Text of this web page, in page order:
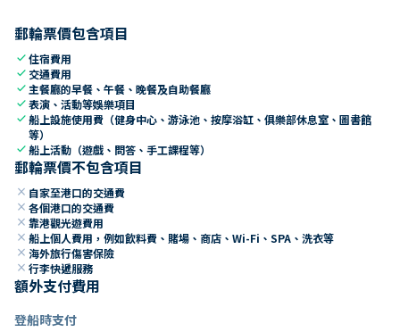
郵輪票價包含項目
check住宿費用
check 交通費用
check 主餐廳的早餐、午餐、晚餐及自助餐廳
check表演、活動等娛樂項目
check船上設施使用費（健身中心、游泳池、按摩浴缸、俱樂部休息室、圖書館
等）
check船上活動（遊戲、問答、手工課程等）
郵輪票價不包含項目
close 自家至港口的交通費
close 各個港口的交通費
close 靠港觀光遊費用
close 船上個人費用，例如飲料費、賭場、商店、Wi-Fi、SPA、洗衣等
close 海外旅行傷害保險
close 行李快遞服務
額外支付費用
登船時支付